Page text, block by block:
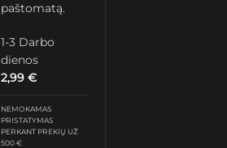
paštomatą.
1-3 Darbo
dienos
2,99€
NEMOKAMAS
PRISTATYMAS
PERKANT PREKIŲ UŽ
500 €